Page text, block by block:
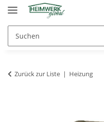
Zurück zur Liste Heizung